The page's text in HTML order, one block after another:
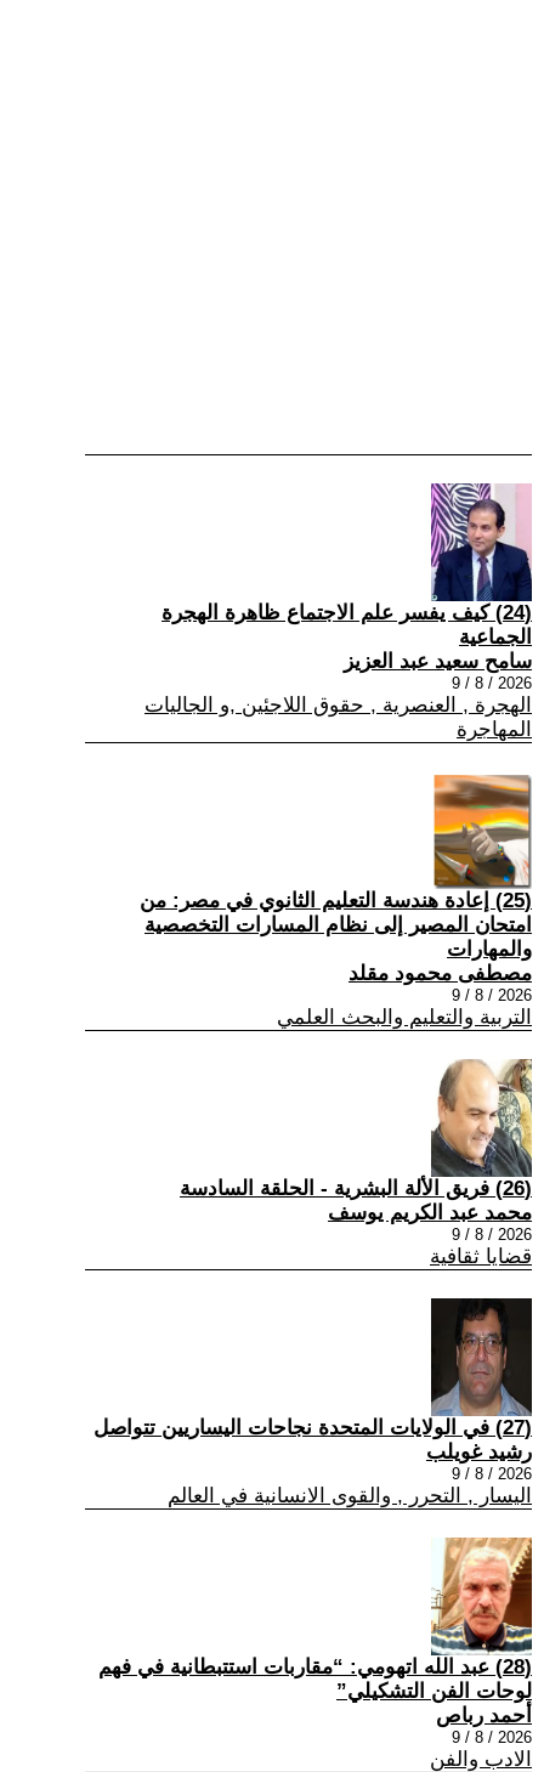
(24) كيف يفسر علم الاجتماع ظاهرة الهجرة
الجماعية
سامح سعيد عبد العزيز
2026 / 8 / 9
الهجرة , العنصرية , حقوق اللاجئين ,و الجاليات
المهاجرة
(25) إعادة هندسة التعليم الثانوي في مصر: من
امتحان المصير إلى نظام المسارات التخصصية
والمهارات
مصطفى محمود مقلد
2026 / 8 / 9
التربية والتعليم والبحث العلمي
(26) فريق الألة البشرية - الحلقة السادسة
محمد عبد الكريم يوسف
2026 / 8 / 9
قضايا ثقافية
(27) في الولايات المتحدة نجاحات اليساريين تتواصل
رشيد غويلب
2026 / 8 / 9
اليسار , التحرر , والقوى الانسانية في العالم
(28) عبد الله اتهومي: “مقاربات استتبطانية في فهم
لوحات الفن التشكيلي”
أحمد رباص
2026 / 8 / 9
الادب والفن